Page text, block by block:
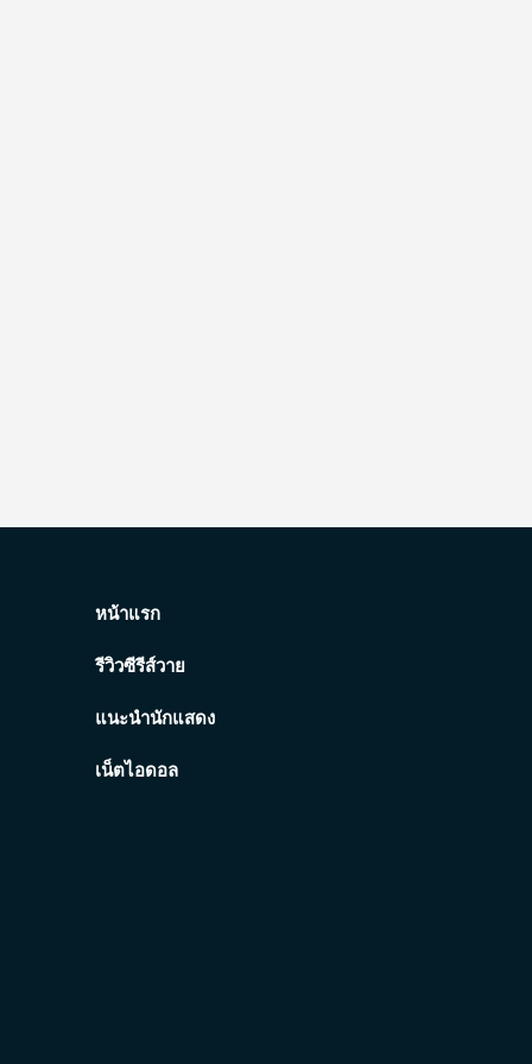
หน้าแรก
รีวิวซีรีส์วาย
แนะนำนักแสดง
เน็ตไอดอล